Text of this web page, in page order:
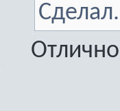
Сделал.